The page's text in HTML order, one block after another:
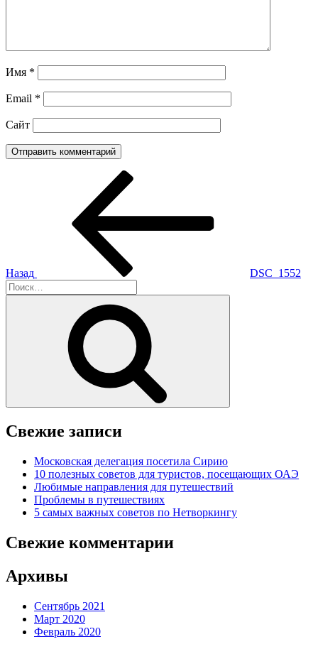
Имя *
Email *
Сайт
Назад
DSC_1552
Искать:
Свежие записи
Московская делегация посетила Сирию
10 полезных советов для туристов, посещающих ОАЭ
Любимые направления для путешествий
Проблемы в путешествиях
5 самых важных советов по Нетворкингу
Свежие комментарии
Архивы
Сентябрь 2021
Март 2020
Февраль 2020